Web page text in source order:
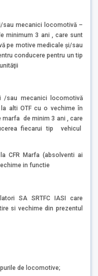
mecanici locomotivă –
minimum 3 ani , care sunt
pe motive medicale şi/sau
conducere pentru un tip
sau mecanici locomotivă
alti OTF cu o vechime în
marfa de minim 3 ani , care
fiecarui tip vehicul
CFR Marfa (absolventi ai
in functie
SA SRTFC IASI care
si vechime din prezentul
de locomotive;